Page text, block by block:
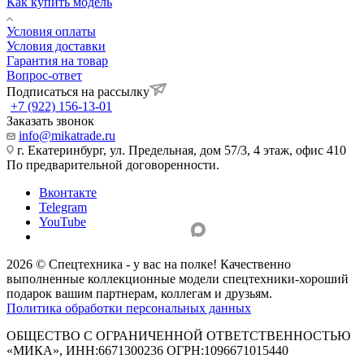
Условия оплаты
Условия доставки
Гарантия на товар
Вопрос-ответ
Подписаться на рассылку
+7 (922) 156-13-01
Заказать звонок
info@mikatrade.ru
г. Екатеринбург, ул. Предельная, дом 57/3, 4 этаж, офис 410
По предварительной договоренности.
Вконтакте
Telegram
YouTube
2026 © Спецтехника - у вас на полке! Качественно
выполненные коллекционные модели спецтехники-хороший
подарок вашим партнерам, коллегам и друзьям.
Политика обработки персональных данных
ОБЩЕСТВО С ОГРАНИЧЕННОЙ ОТВЕТСТВЕННОСТЬЮ
«МИКА», ИНН:6671300236 ОГРН:1096671015440